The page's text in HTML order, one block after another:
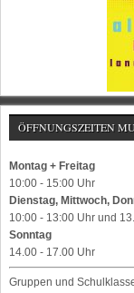
ÖFFNUNGSZEITEN
Montag + Freitag
10:00 - 15:00 Uhr
Dienstag, Mittwoch,
10:00 - 13:00 Uhr und
Sonntag
14.00 - 17.00 Uhr
Gruppen und